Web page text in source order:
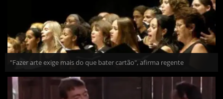
"Fazer arte exige mais do que bater cartão", afirma regente